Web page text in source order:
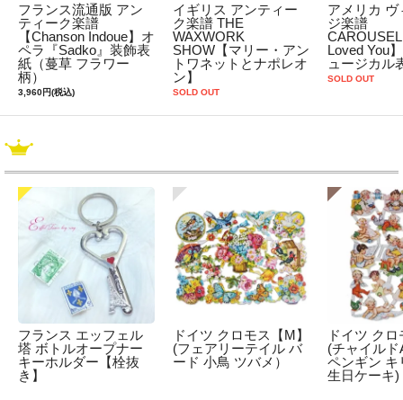
フランス流通版 アン
ティーク楽譜
【Chanson Indoue】オ
ペラ『Sadko』装飾表
紙（蔓草 フラワー
柄）
3,960円(税込)
イギリス アンティー
ク楽譜 THE
WAXWORK
SHOW【マリー・アン
トワネットとナポレオ
ン】
SOLD OUT
アメリカ ヴ
ジ楽譜
Loved You
ュージカル
SOLD OUT
フランス エッフェル
塔 ボトルオープナー
キーホルダー【栓抜
き】
ドイツ クロモス【M】
(フェアリーテイル バ
ード 小鳥 ツバメ）
ドイツ ク
(チャイルド
ペンギン キ
生日ケーキ)